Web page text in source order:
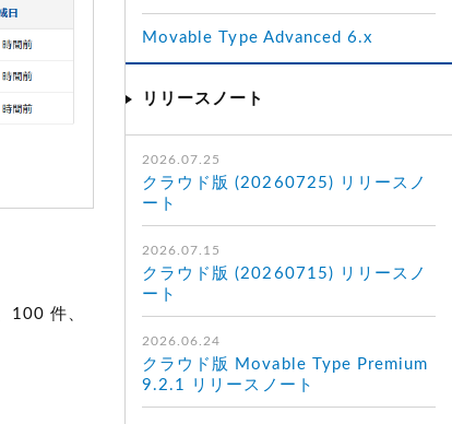
100 件、
Movable Type Advanced 6.x
リリースノート
2026.07.25
クラウド版 (20260725) リリースノ
ート
2026.07.15
クラウド版 (20260715) リリースノ
ート
2026.06.24
クラウド版 Movable Type Premium
9.2.1 リリースノート